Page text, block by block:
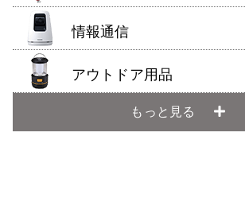
情報通信
アウトドア用品
もっと見る